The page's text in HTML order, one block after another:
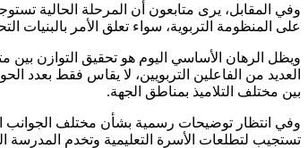
وفي المقابل، يرى متابعون أن المرحلة الحالية
على المنظومة التربوية، سواء تعلق الأمر بالبنيات
ويظل الرهان الأساسي اليوم هو تحقيق التوازن بين
العديد من الفاعلين التربويين، لا يقاس فقط بعدد
بين مختلف التلاميذ بمناطق الجهة.
وفي انتظار توضيحات رسمية بشأن مختلف الجوانب
تستجيب لتطلعات الأسرة التعليمية وتخدم المدرسة